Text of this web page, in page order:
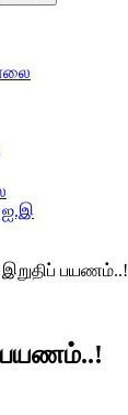
ஐ.இ
பயணம்..!
பயணம்..!